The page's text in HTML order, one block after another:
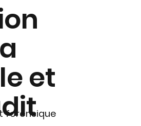
et
forensique